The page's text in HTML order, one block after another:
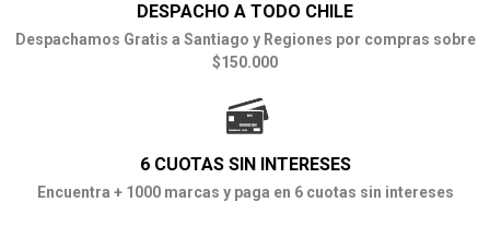
DESPACHO A TODO CHILE
Despachamos Gratis a Santiago y Regiones por compras sobre
$150.000
6 CUOTAS SIN INTERESES
Encuentra + 1000 marcas y paga en 6 cuotas sin intereses